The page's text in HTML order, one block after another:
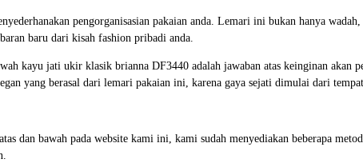
pengorganisasian pakaian anda. Lemari ini bukan hanya
baru dari kisah fashion pribadi anda.
kayu jati ukir klasik brianna DF3440 adalah jawaban atas keinginan akan
yang berasal dari lemari pakaian ini, karena gaya sejati dimulai dari
dan bawah pada website kami ini, kami sudah menyediakan beberapa